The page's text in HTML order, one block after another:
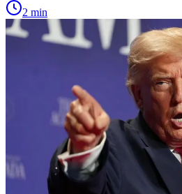
2 min